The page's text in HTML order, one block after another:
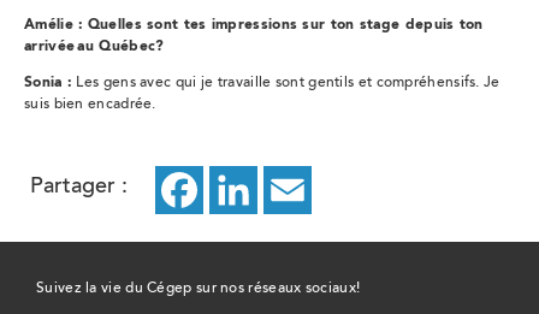
Partager : Facebook
ce
lien
ouvrira
LinkedIn
ce
lien
ouvrira
lien
ouvrira
Amélie : Quelles sont tes impressions sur ton stage depuis ton
arrivée au Québec?
Sonia : Les gens avec qui je travaille sont gentils et compréhensifs. Je
suis bien encadrée.
Suivez la vie du Cégep sur nos réseaux sociaux!